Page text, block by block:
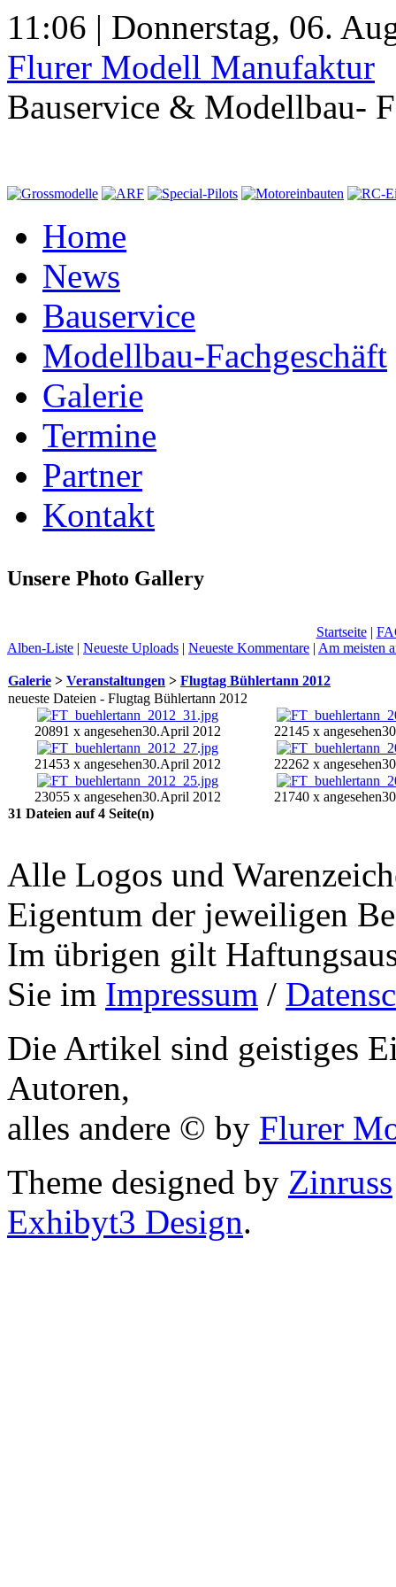
11:06 | Donnerstag, 06.
Flurer Modell Manufaktur
Bauservice & Modellbau-
Home
News
Bauservice
Modellbau-Fachgeschäft
Galerie
Termine
Partner
Kontakt
Unsere Photo Gallery
Startseite|
Alben-Liste | Neueste Uploads | Neueste Kommentare | Am meisten
Galerie > Veranstaltungen > Flugtag Bühlertann 2012
neueste Dateien - Flugtag Bühlertann 2012
20891 x angesehen30.April 2012 22145 x angesehen
21453 x angesehen30.April 2012 22262 x angesehen
23055 x angesehen30.April 2012 21740 x angesehen
31 Dateien auf 4 Seite(n)
Alle Logos und
Eigentum der jeweiligen
Im übrigen gilt
Sie im Impressum /
Die Artikel sind geistiges
Autoren,
alles andere © by Flurer
Theme designed by Zinruss
Exhibyt3 Design.